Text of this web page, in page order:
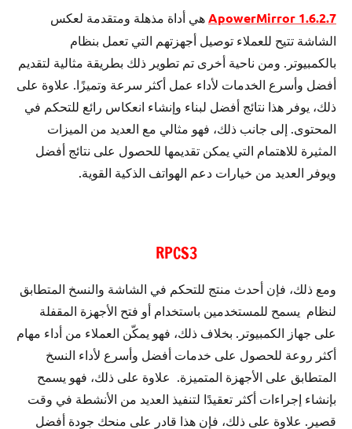
ApowerMirror 1.6.2.7 هي أداة مذهلة ومتقدمة لعكس
الشاشة تتيح للعملاء توصيل أجهزتهم التي تعمل بنظام
بالكمبيوتر. ومن ناحية أخرى تم تطوير ذلك بطريقة مثالية لتقديم
أفضل وأسرع الخدمات لأداء عمل أكثر سرعة وتميزًا. علاوة على
ذلك، يوفر هذا نتائج أفضل لبناء وإنشاء انعكاس رائع للتحكم في
المحتوى. إلى جانب ذلك، فهو مثالي مع العديد من الميزات
المثيرة للاهتمام التي يمكن تقديمها للحصول على نتائج أفضل
ويوفر العديد من خيارات دعم الهواتف الذكية القوية.
RPCS3
ومع ذلك، فإن أحدث منتج للتحكم في الشاشة والنسخ المتطابق
لنظام يسمح للمستخدمين باستخدام أو فتح الأجهزة المقفلة
على جهاز الكمبيوتر. بخلاف ذلك، فهو يمكّن العملاء من أداء مهام
أكثر روعة للحصول على خدمات أفضل وأسرع لأداء النسخ
المتطابق على الأجهزة المتميزة. علاوة على ذلك، فهو يسمح
بإنشاء إجراءات أكثر تعقيدًا لتنفيذ العديد من الأنشطة في وقت
قصير. علاوة على ذلك، فإن هذا قادر على منحك جودة أفضل